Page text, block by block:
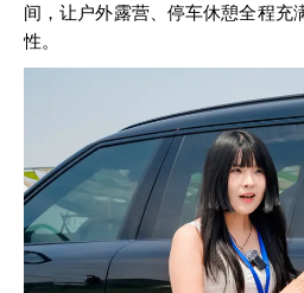
间，让户外露营、停车休憩全程充
性。